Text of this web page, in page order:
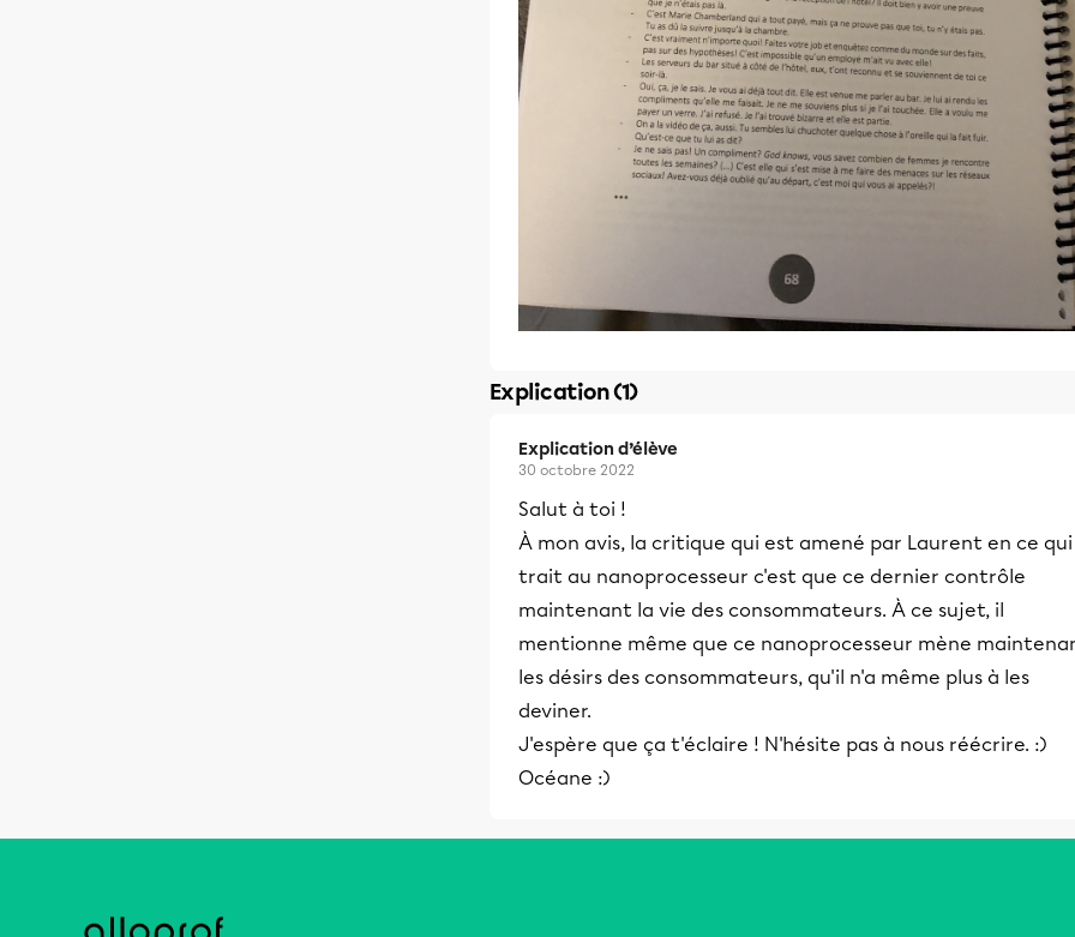
Explication (1)
Explication d’élève
30 octobre 2022
Salut à toi !
À mon avis, la critique qui est amené par Laurent en ce
trait au nanoprocesseur c'est que ce dernier contrôle
maintenant la vie des consommateurs. À ce sujet, il
mentionne même que ce nanoprocesseur mène
les désirs des consommateurs, qu'il n'a même plus à les
deviner.
J'espère que ça t'éclaire ! N'hésite pas à nous réécrire. :)
Océane :)